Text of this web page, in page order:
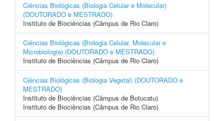
Ciências Biológicas (Biologia Celular e Molecular)
(DOUTORADO e MESTRADO)
Instituto de Biociências (Câmpus de Rio Claro)
Ciências Biológicas (Biologia Celular, Molecular e
Microbiologia) (DOUTORADO e MESTRADO)
Instituto de Biociências (Câmpus de Rio Claro)
Ciências Biológicas (Biologia Vegetal) (DOUTORADO e
MESTRADO)
Instituto de Biociências (Câmpus de Botucatu)
Instituto de Biociências (Câmpus de Rio Claro)